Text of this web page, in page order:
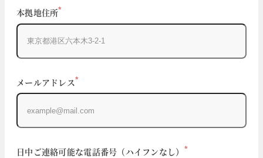
本拠地住所*
メールアドレス*
日中ご連絡可能な電話番号（ハイフンなし） *